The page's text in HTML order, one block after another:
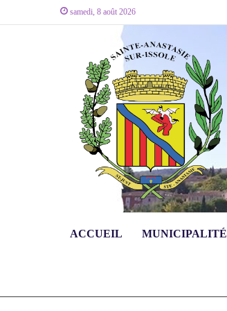
samedi, 8 août 2026
ACCUEIL MUNICIPALITÉ